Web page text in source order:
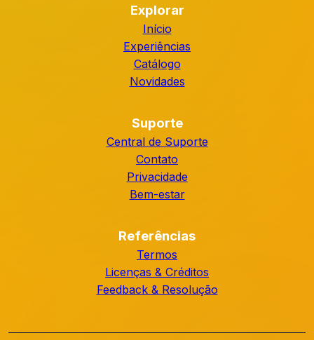
Explorar
Início
Experiências
Catálogo
Novidades
Suporte
Central de Suporte
Contato
Privacidade
Bem-estar
Referências
Termos
Licenças & Créditos
Feedback & Resolução